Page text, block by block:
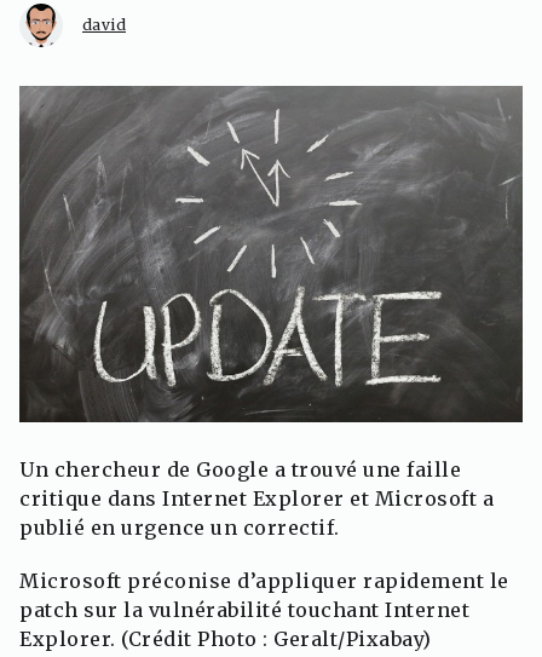
david
Un chercheur de Google a trouvé une faille
critique dans Internet Explorer et Microsoft a
publié en urgence un correctif.
Microsoft préconise d’appliquer rapidement le
patch sur la vulnérabilité touchant Internet
Explorer. (Crédit Photo : Geralt/Pixabay)